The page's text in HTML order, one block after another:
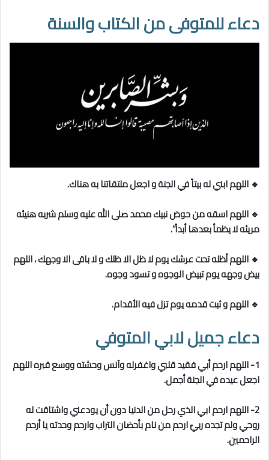
دعاء للمتوفى من الكتاب والسنة
🔸 اللهم ابني له بيتاً في الجنة و اجعل ملتقاتنا به هناك.
🔹 اللهم اسقه من حوض نبيك محمد صلى الله عليه وسلم شربه هنيئه
مريئه لا يظمأ بعدها أبداً”.
🔸 اللهم أظله تحت عرشك يوم لا ظل الا ظلك و لا باقى الا وجهك ، اللهم
بيض وجهه يوم تبيض الوجوه و تسود وجوه.
🔹 اللهم و ثبت قدمه يوم تزل فيه الأقدام.
دعاء جميل لابي المتوفي
1- اللهم ارحم أبي فقيد قلبي واغفرله وآنس وحشته ووسع قبره اللهم
اجعل عيده في الجنة أجمل.
2- اللهم ارحم ابي الذي رحل من الدنيا دون أن يودعني واشتاقت له
روحي ولم تجده ربيّ ارحم من نام بأحضان التراب وارحم وحدته يا أرحم
الراحمين.